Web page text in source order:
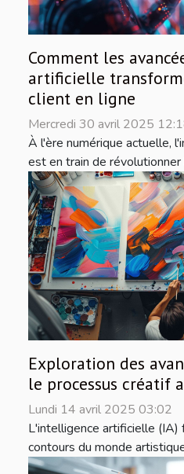
Comment les
artificielle
client en ligne
Mercredi 30 avril 2025
À l'ère numérique actuelle,
est en train de révolutionner
Exploration des
le processus créatif
Lundi 14 avril 2025 03:02
L'intelligence artificielle (IA)
contours du monde